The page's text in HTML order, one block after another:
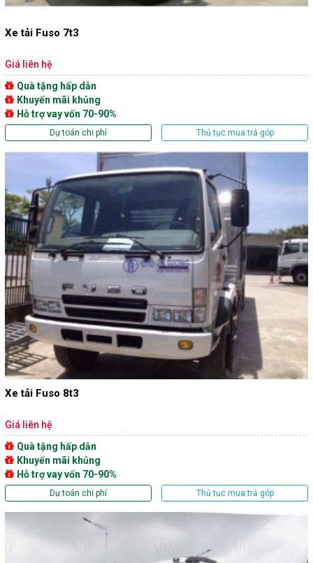
Xe tải Fuso 7t3
Giá liên hệ
Quà tặng hấp dẫn
Khuyến mãi khủng
Hỗ trợ vay vốn 70-90%
Dự toán chi phí Thủ tục mua trả góp
Xe tải Fuso 8t3
Giá liên hệ
Quà tặng hấp dẫn
Khuyến mãi khủng
Hỗ trợ vay vốn 70-90%
Dự toán chi phí Thủ tục mua trả góp